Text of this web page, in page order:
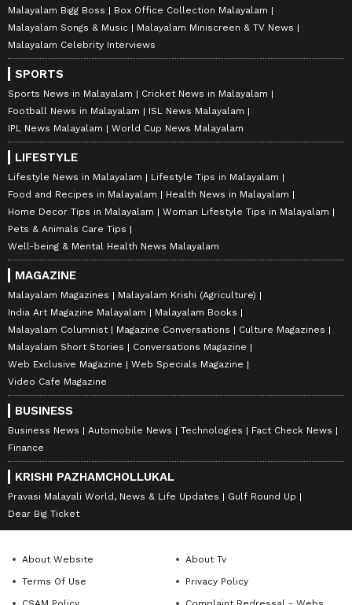
Malayalam Bigg Boss
Box Office Collection Malayalam
Malayalam Songs & Music
Malayalam Miniscreen & TV News
Malayalam Celebrity Interviews
SPORTS
Sports News in Malayalam
Cricket News in Malayalam
Football News in Malayalam
ISL News Malayalam
IPL News Malayalam
World Cup News Malayalam
LIFESTYLE
Lifestyle News in Malayalam
Lifestyle Tips in Malayalam
Food and Recipes in Malayalam
Health News in Malayalam
Home Decor Tips in Malayalam
Woman Lifestyle Tips in Malayalam
Pets & Animals Care Tips
Well-being & Mental Health News Malayalam
MAGAZINE
Malayalam Magazines
Malayalam Krishi (Agriculture)
India Art Magazine Malayalam
Malayalam Books
Malayalam Columnist
Magazine Conversations
Culture Magazines
Malayalam Short Stories
Conversations Magazine
Web Exclusive Magazine
Web Specials Magazine
Video Cafe Magazine
BUSINESS
Business News Automobile News Technologies
Fact Check News
Finance
KRISHI PAZHAMCHOLLUKAL
Pravasi Malayali World, News & Life Updates
Gulf Round Up
Dear Big Ticket
About Website
About Tv
Terms Of Use
Privacy Policy